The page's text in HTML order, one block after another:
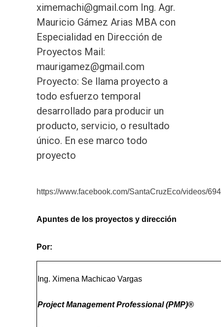
ximemachi@gmail.com Ing. Agr.
Mauricio Gámez Arias MBA con
Especialidad en Dirección de
Proyectos Mail:
maurigamez@gmail.com
Proyecto: Se llama proyecto a
todo esfuerzo temporal
desarrollado para producir un
producto, servicio, o resultado
único. En ese marco todo
proyecto
https://www.facebook.com/SantaCruzEco/videos/
Apuntes de los proyectos y dirección
Por:
Ing. Ximena Machicao Vargas
Project Management Professional (PMP)®